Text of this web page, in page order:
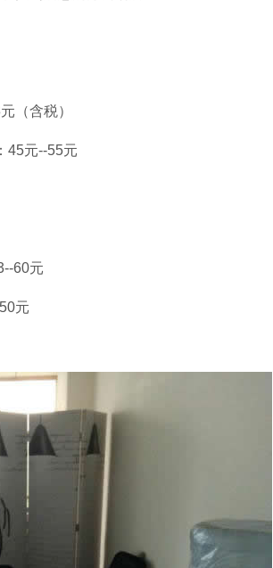
（含税）
45元--55元
60元
元